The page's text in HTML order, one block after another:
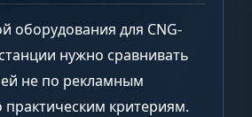
оборудования для CNG-
нужно сравнивать
не по рекламным
практическим критериям.